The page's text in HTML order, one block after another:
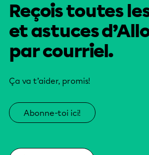
Reçois toutes
et astuces
par courriel.
Ça va t’aider, promis!
Abonne-toi ici!